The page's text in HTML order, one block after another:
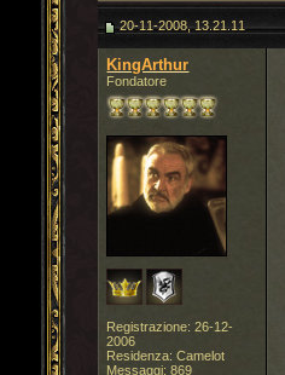
20-11-2008, 13.21.11
KingArthur
Fondatore
Registrazione: 26-12-
2006
Residenza: Camelot
Messaggi: 869